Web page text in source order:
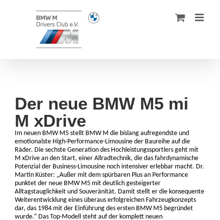
Der neue BMW M5 mi
M xDrive
Im neuen BMW M5 stellt BMW M die bislang aufregendste und
emotionalste High-Performance-Limousine der Baureihe auf die
Räder. Die sechste Generation des Hochleistungssportlers geht mit
M xDrive an den Start, einer Allradtechnik, die das fahrdynamische
Potenzial der Business-Limousine noch intensiver erlebbar macht. Dr.
Martin Küster: „Außer mit dem spürbaren Plus an Performance
punktet der neue BMW M5 mit deutlich gesteigerter
Alltagstauglichkeit und Souveränität. Damit stellt er die konsequente
Weiterentwicklung eines überaus erfolgreichen Fahrzeugkonzepts
dar, das 1984 mit der Einführung des ersten BMW M5 begründet
wurde.“ Das Top-Modell steht auf der komplett neuen